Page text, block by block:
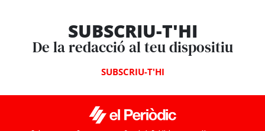
SUBSCRIU-T'HI
De la redacció al teu dispositiu
SUBSCRIU-T'HI